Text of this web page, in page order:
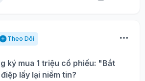
Theo Dõi
ký mua 1 triệu cổ phiếu: "Bắt
lấy lại niềm tin?